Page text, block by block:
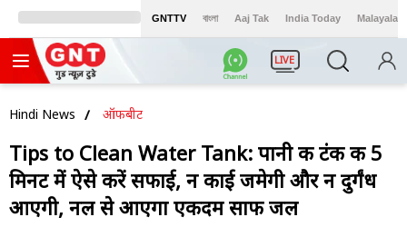
GNTTV বাংলা Aaj Tak India Today Malayalam
LIVE
Hindi News ऑफबीट
Tips to Clean Water Tank: पानी की टंकी की 5
मिनट में ऐसे करें सफाई, न काई जमेगी और न दुर्गंध
आएगी, नल से आएगा एकदम साफ जल